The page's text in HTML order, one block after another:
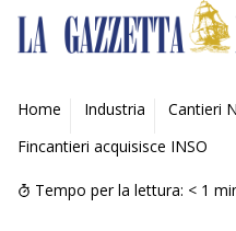
AMBIENTE
MOBILITÀ
INDUSTRIA
Home Industria
Cantieri
Fincantieri acquisisce INSO
Tempo per la lettura: < 1